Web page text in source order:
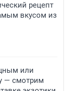
рецепт
вкусом из
или
— смотрим